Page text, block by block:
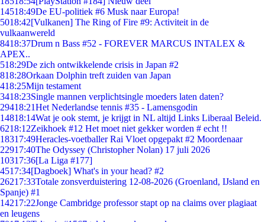
14518:49De EU-politiek #6 Musk naar Europa!
5018:42[Vulkanen] The Ring of Fire #9: Activiteit in de
vulkaanwereld
8418:37Drum n Bass #52 - FOREVER MARCUS INTALEX &
APEX..
518:29De zich ontwikkelende crisis in Japan #2
818:28Orkaan Dolphin treft zuiden van Japan
418:25Mijn testament
3418:23Single mannen verplichtsingle moeders laten daten?
29418:21Het Nederlandse tennis #35 - Lamensgodin
14818:14Wat je ook stemt, je krijgt in NL altijd Links Liberaal Beleid.
6218:12Zeikhoek #12 Het moet niet gekker worden # echt !!
18317:49Heracles-voetballer Rai Vloet opgepakt #2 Moordenaar
22917:40The Odyssey (Christopher Nolan) 17 juli 2026
10317:36[La Liga #177]
4517:34[Dagboek] What's in your head? #2
26217:33Totale zonsverduistering 12-08-2026 (Groenland, IJsland en
Spanje) #1
14217:22Jonge Cambridge professor stapt op na claims over plagiaat
en leugens